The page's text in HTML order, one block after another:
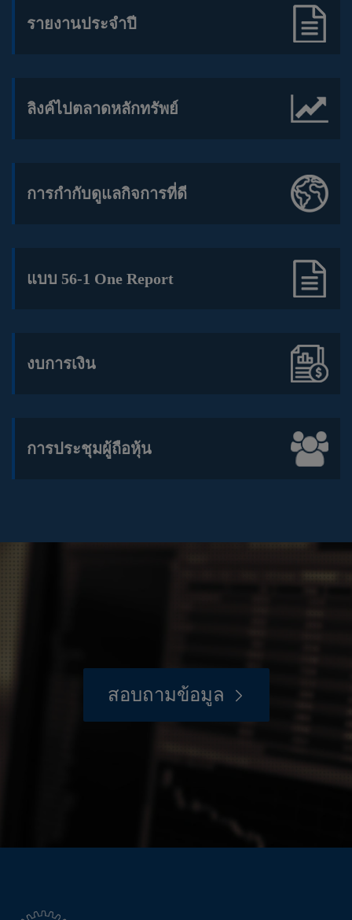
รายงานประจำปี
ลิงค์ไปตลาดหลักทรัพย์
การกำกับดูแลกิจการที่ดี
แบบ 56-1 One Report
งบการเงิน
การประชุมผู้ถือหุ้น
สอบถามข้อมูล